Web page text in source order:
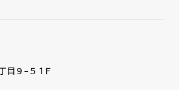
目９−５ 1Ｆ